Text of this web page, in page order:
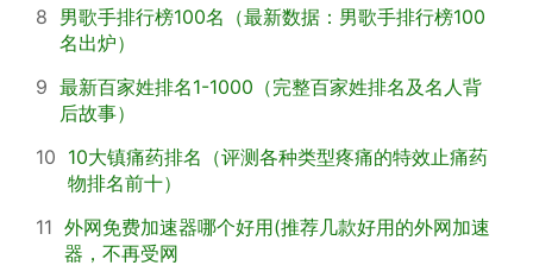
8 男歌手排行榜100名（最新数据：男歌手排行榜100
名出炉）
9 最新百家姓排名1-1000（完整百家姓排名及名人背
后故事）
10 10大镇痛药排名（评测各种类型疼痛的特效止痛药
物排名前十）
11 外网免费加速器哪个好用(推荐几款好用的外网加速
器，不再受网